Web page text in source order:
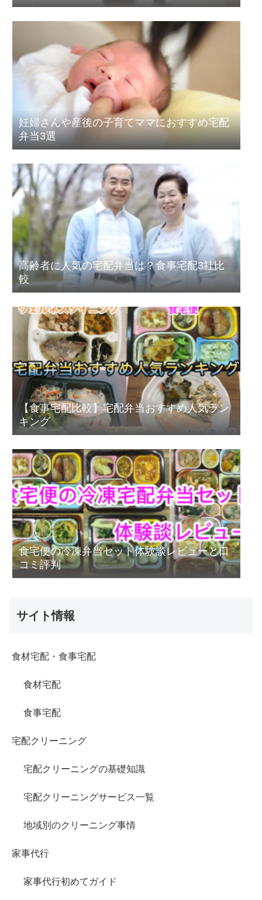
妊婦さんや産後の子育てママにおすすめ宅配
弁当3選
高齢者に人気の宅配弁当は？食事宅配3社比
較
【食事宅配比較】宅配弁当おすすめ人気ラン
キング
食宅便の冷凍弁当セット体験談レビューと口
コミ評判
サイト情報
食材宅配・食事宅配
食材宅配
食事宅配
宅配クリーニング
宅配クリーニングの基礎知識
宅配クリーニングサービス一覧
地域別のクリーニング事情
家事代行
家事代行初めてガイド